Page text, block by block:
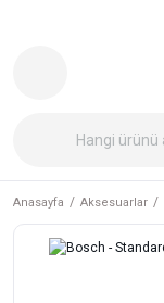
Anasayfa Aksesuarlar